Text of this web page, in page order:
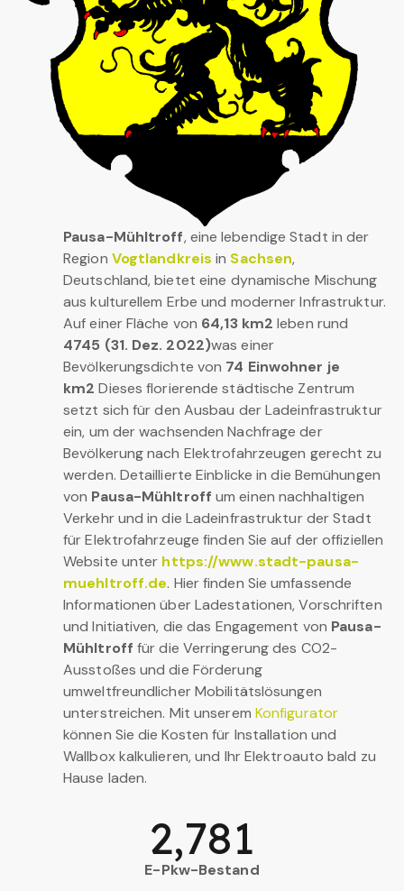
Pausa-Mühltroff, eine lebendige Stadt in der
Region Vogtlandkreis in Sachsen,
Deutschland, bietet eine dynamische Mischung
aus kulturellem Erbe und moderner Infrastruktur.
Auf einer Fläche von 64,13 km2 leben rund
4745 (31. Dez. 2022)was einer
Bevölkerungsdichte von 74 Einwohner je
km2 Dieses florierende städtische Zentrum
setzt sich für den Ausbau der Ladeinfrastruktur
ein, um der wachsenden Nachfrage der
Bevölkerung nach Elektrofahrzeugen gerecht zu
werden. Detaillierte Einblicke in die Bemühungen
von Pausa-Mühltroff um einen nachhaltigen
Verkehr und in die Ladeinfrastruktur der Stadt
für Elektrofahrzeuge finden Sie auf der offiziellen
Website unter https://www.stadt-pausa-
muehltroff.de. Hier finden Sie umfassende
Informationen über Ladestationen, Vorschriften
und Initiativen, die das Engagement von Pausa-
Mühltroff für die Verringerung des CO2-
Ausstoßes und die Förderung
umweltfreundlicher Mobilitätslösungen
unterstreichen. Mit unserem Konfigurator
können Sie die Kosten für Installation und
Wallbox kalkulieren, und Ihr Elektroauto bald zu
Hause laden.
E-Pkw-Bestand
2,781